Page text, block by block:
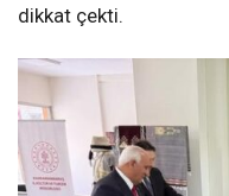
dikkat çekti.